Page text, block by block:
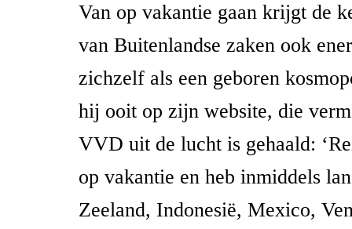
Van op vakantie gaan krijgt de
van Buitenlandse zaken ook
zichzelf als een geboren
hij ooit op zijn website, die
VVD uit de lucht is gehaald:
op vakantie en heb inmiddels
Zeeland, Indonesië, Mexico,